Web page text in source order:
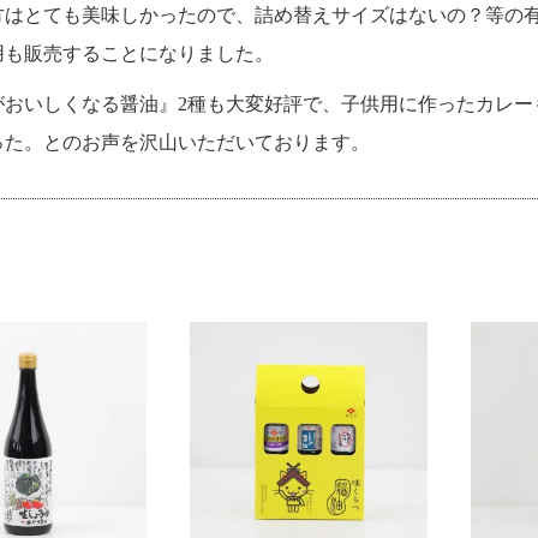
とても美味しかったので、詰め替えサイズはないの？等の
販売することになりました。
いしくなる醤油』2種も大変好評で、子供用に作ったカレ
。とのお声を沢山いただいております。